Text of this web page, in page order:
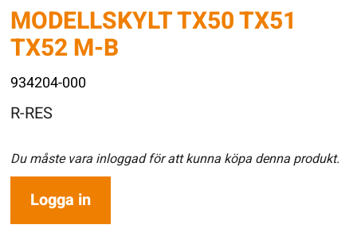
MODELLSKYLT TX50 TX51
TX52 M-B
934204-000
R-RES
Du måste vara inloggad för att kunna köpa denna produkt.
Logga in